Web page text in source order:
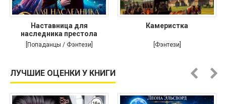
Наставница для
наследника престола
[Попаданцы / Фэнтези]
Камеристка
[Фэнтези]
ЛУЧШИЕ ОЦЕНКИ У КНИГИ